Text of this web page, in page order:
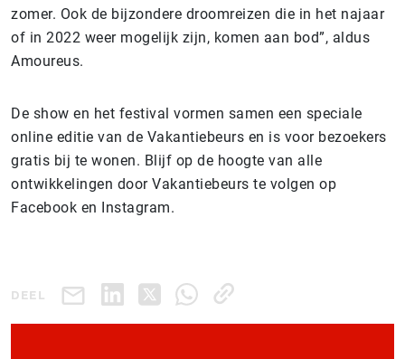
zomer. Ook de bijzondere droomreizen die in het najaar
of in 2022 weer mogelijk zijn, komen aan bod”, aldus
Amoureus.
De show en het festival vormen samen een speciale
online editie van de Vakantiebeurs en is voor bezoekers
gratis bij te wonen. Blijf op de hoogte van alle
ontwikkelingen door Vakantiebeurs te volgen op
Facebook en Instagram.
DEEL